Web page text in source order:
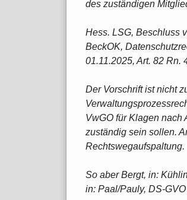
des zuständigen
Hess. LSG, Beschluss
BeckOK,
01.11.2025, Art. 82 Rn.
Der Vorschrift ist nicht
VwGO für Klagen nach
zuständig sein sollen.
Rechtswegaufspaltung.
So aber Bergt, in:
in: Paal/Pauly, DS-